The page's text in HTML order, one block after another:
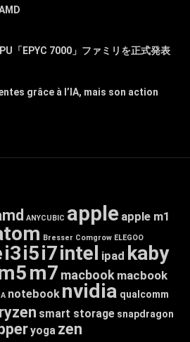
「EPYC 7000」ファミリを正式発表
grâce à l’IA, mais son action
ANYCUBIC apple apple m1
Bresser Comgrow ELEGOO
i3i5i7intel ipad kaby
m7 macbook macbook
notebook nvidia qualcomm
ryzen smart storage snapdragon
yoga zen